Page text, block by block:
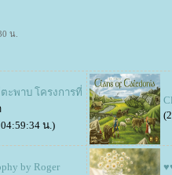
น.
ะพาบ โครงการที่
น.)
by Roger